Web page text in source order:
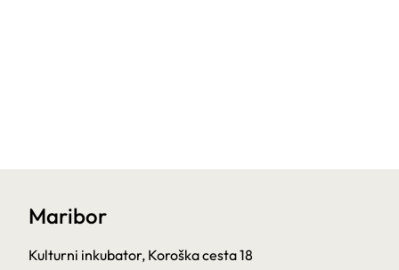
Maribor
Kulturni inkubator, Koroška cesta 18